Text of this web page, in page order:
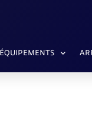
ÉQUIPEMENTS